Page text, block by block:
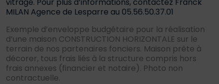
MILAN Agence de Lesparre au 05.56.50.37.01
Exemple d’enveloppe budgétaire pour la réalisation
d’une maison CONSTRUCTION HORIZONTALE sur le
terrain de nos partenaires fonciers. Maison prête à
décorer, tous frais liés à la structure compris hors
frais annexes (financier et notaire). Photo non
contractuelle.